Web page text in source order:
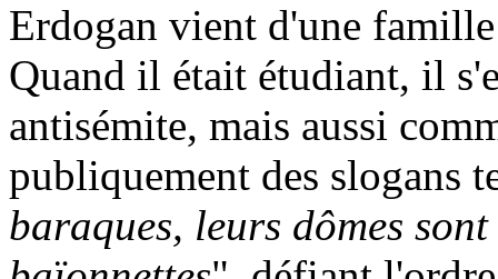
Erdogan vient d'une
Quand il était étudiant, il
antisémite, mais aussi
publiquement des slogans
baraques, leurs dômes